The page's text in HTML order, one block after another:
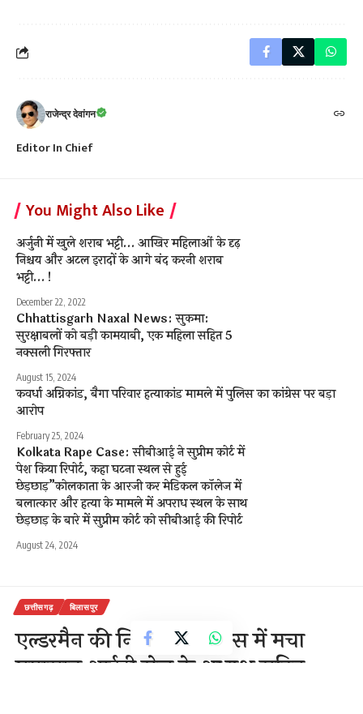
राजेन्द्र देवांगन
Editor In Chief
You Might Also Like
अर्जुनी में खुले शराब भट्टी… आखिर महिलाओं के दृढ़
निश्चय और अटल इरादों के आगे बंद करनी शराब
भट्टी… !
December 22, 2022
Chhattisgarh Naxal News: सुकमा:
सुरक्षाबलों को बड़ी कामयाबी, एक महिला सहित 5
नक्सली गिरफ्तार
August 15, 2024
कवर्धा अग्निकांड, बैगा परिवार हत्याकांड मामले में पुलिस का कांग्रेस पर बड़ा
आरोप
February 25, 2024
Kolkata Rape Case: सीबीआई ने सुप्रीम कोर्ट में
पेश किया रिपोर्ट, कहा घटना स्थल से हुई
छेड़छाड़”कोलकाता के आरजी कर मेडिकल कॉलेज में
बलात्कार और हत्या के मामले में अपराध स्थल के साथ
छेड़छाड़ के बारे में सुप्रीम कोर्ट को सीबीआई की रिपोर्ट
August 24, 2024
छत्तीसगढ़ बिलासपुर
एल्डरमैन की नियुक्ति से कांग्रेस में मचा
घमासान आईटी सेल के अध्यक्ष सहित